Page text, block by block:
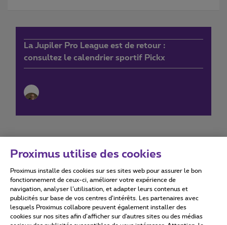
La Jupiler Pro League est de retour :
consultez le calendrier sportif Pickx
Conditions d'utilisation Accessibility statement
Proximus utilise des cookies
Proximus installe des cookies sur ses sites web pour assurer le bon
fonctionnement de ceux-ci, améliorer votre expérience de
navigation, analyser l’utilisation, et adapter leurs contenus et
publicités sur base de vos centres d’intérêts. Les partenaires avec
lesquels Proximus collabore peuvent également installer des
cookies sur nos sites afin d’afficher sur d'autres sites ou des médias